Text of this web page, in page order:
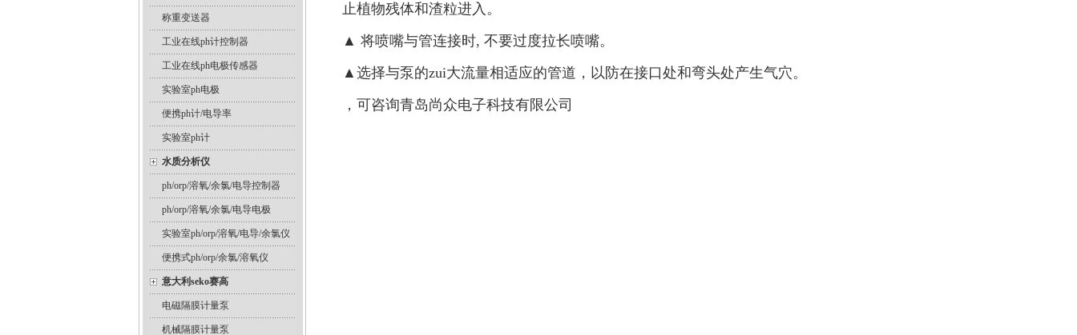
称重变送器
工业在线ph计控制器
工业在线ph电极传感器
实验室ph电极
便携ph计/电导率
实验室ph计
水质分析仪
ph/orp/溶氧/余氯/电导控制器
ph/orp/溶氧/余氯/电导电极
实验室ph/orp/溶氧/电导/余氯仪
便携式ph/orp/余氯/溶氧仪
意大利seko赛高
电磁隔膜计量泵
机械隔膜计量泵
止植物残体和渣粒进入。
▲ 将喷嘴与管连接时, 不要过度拉长喷嘴。
▲选择与泵的zui大流量相适应的管道，以防在接口处和弯头处产生气穴。
，可咨询青岛尚众电子科技有限公司